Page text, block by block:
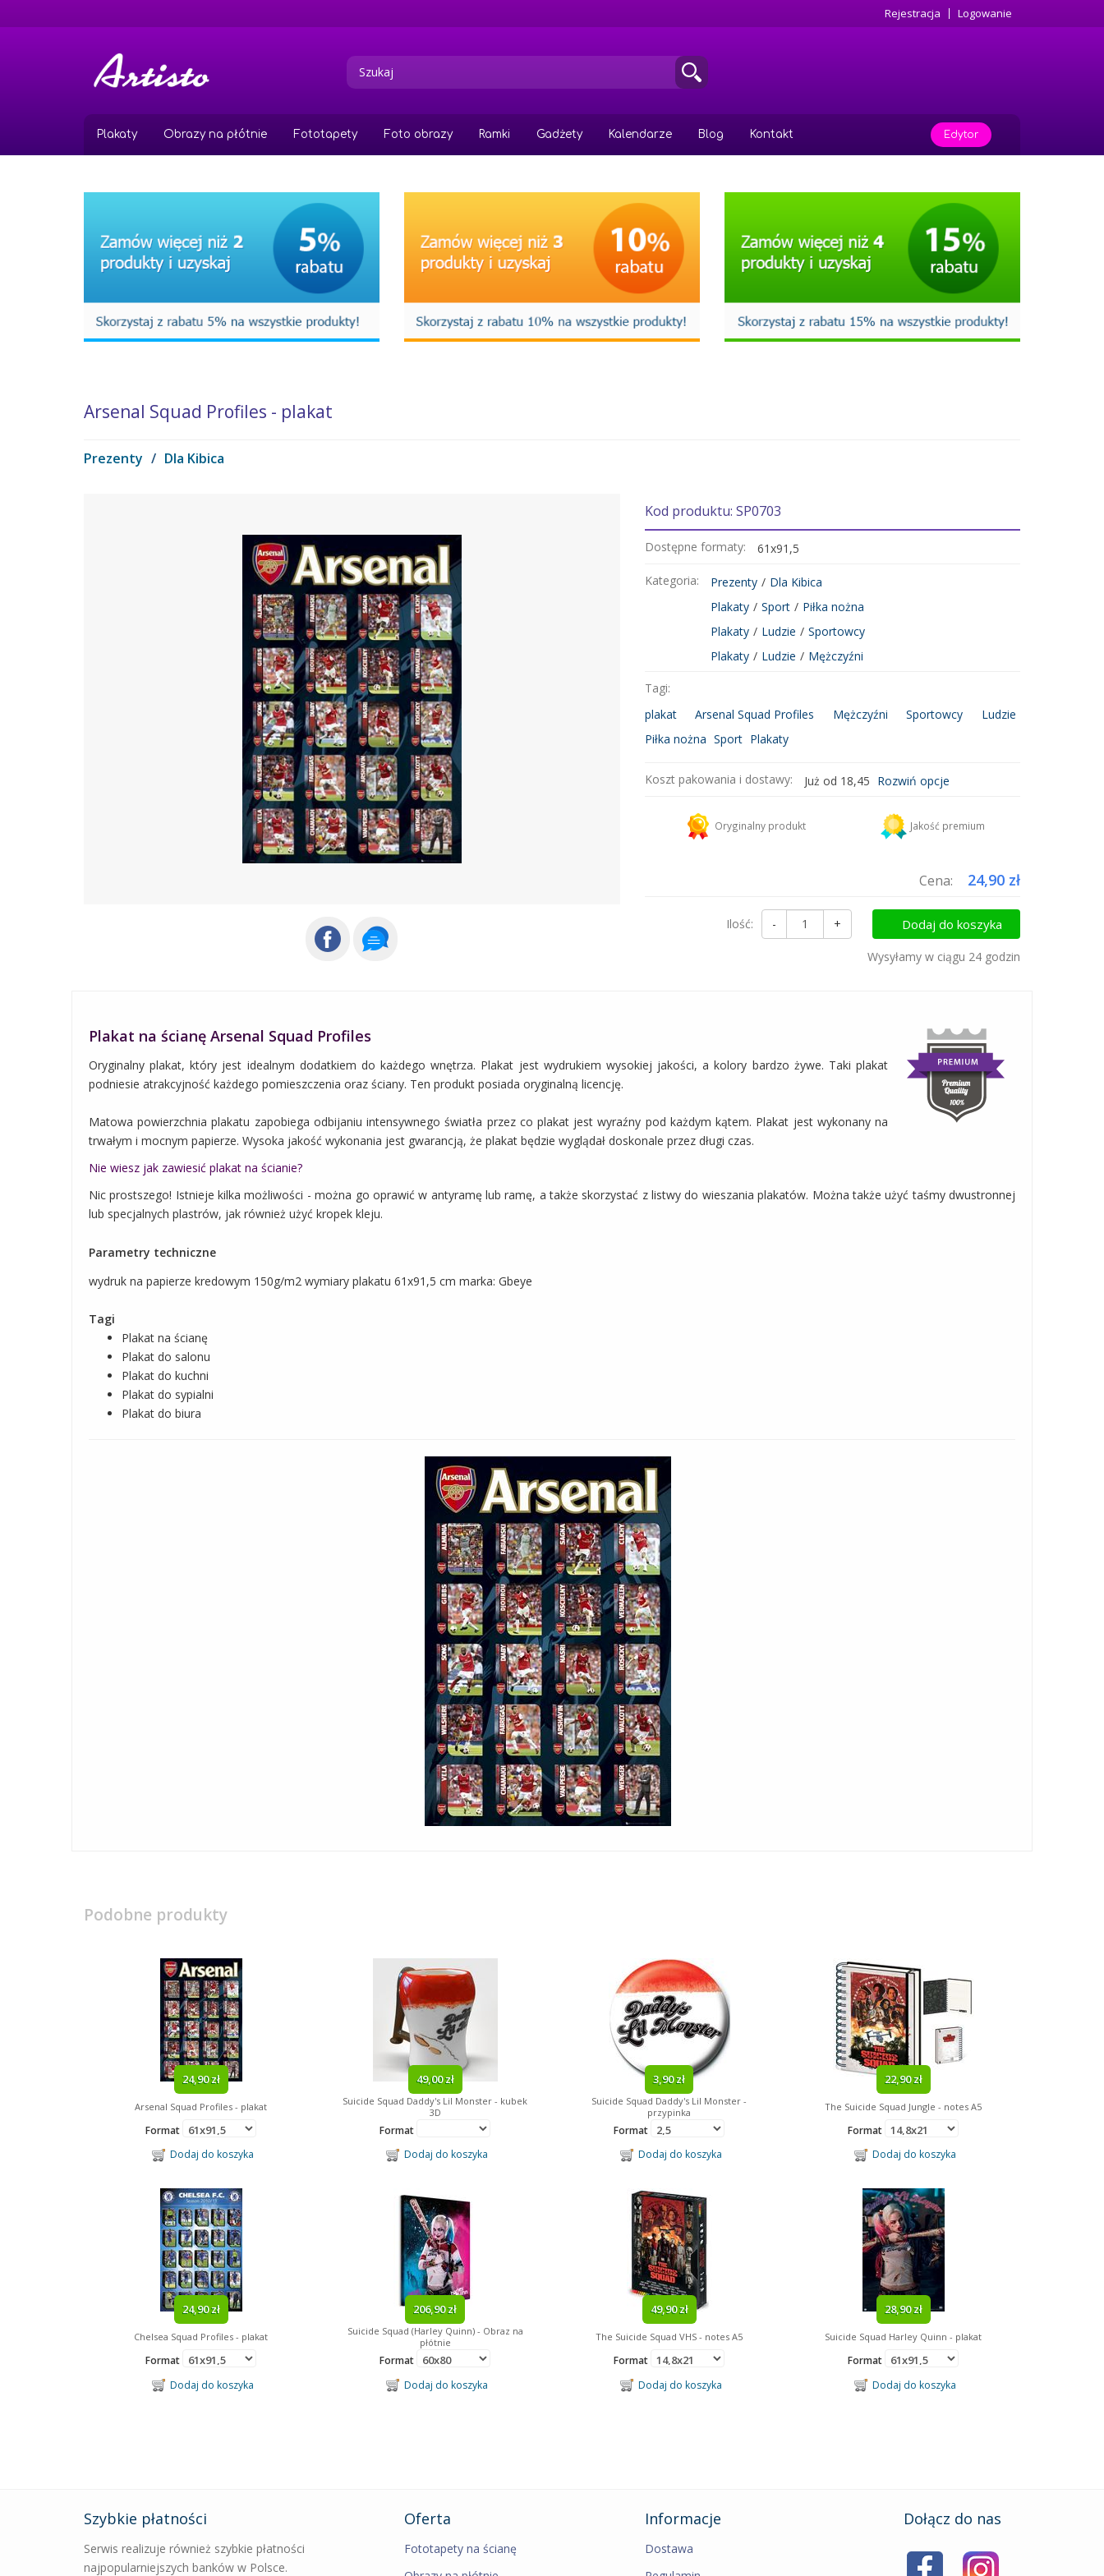
do
Rejestracja Logowanie
Plakaty Obrazy na płótnie Fototapety Foto obrazy Ramki Gadżety Kalendarze Blog Kontakt Edytor
Arsenal Squad Profiles - plakat
Prezenty / Dla Kibica
Kod produktu: SP0703
Dostępne formaty: 61x91,5
Kategoria: Prezenty / Dla Kibica
Plakaty / Sport / Piłka nożna
Plakaty / Ludzie / Sportowcy
Plakaty / Ludzie / Mężczyźni
Tagi:
plakat
Arsenal Squad Profiles Mężczyźni Sportowcy
Ludzie
Piłka nożna Sport Plakaty
Koszt pakowania i dostawy: Już od 18,45 Rozwiń opcje
Kurier DHL
Dodaj więcej produktów do koszyka i zapłać za wysyłkę tylko raz!
Oryginalny produkt Jakość premium
Cena: 24,90 zł
Dodaj do koszyka
Ilość: - +
Wysyłamy w ciągu 24 godzin
Plakat na ścianę Arsenal Squad Profiles
Oryginalny plakat, który jest idealnym dodatkiem do każdego wnętrza. Plakat jest wydrukiem wysokiej jakości, a kolory bardzo żywe. Taki plakat
podniesie atrakcyjność każdego pomieszczenia oraz ściany. Ten produkt posiada oryginalną licencję.
Matowa powierzchnia plakatu zapobiega odbijaniu intensywnego światła przez co plakat jest wyraźny pod każdym kątem. Plakat jest wykonany na
trwałym i mocnym papierze. Wysoka jakość wykonania jest gwarancją, że plakat będzie wyglądał doskonale przez długi czas.
Nie wiesz jak zawiesić plakat na ścianie?
Nic prostszego! Istnieje kilka możliwości - można go oprawić w antyramę lub ramę, a także skorzystać z listwy do wieszania plakatów. Można także użyć taśmy dwustronnej
lub specjalnych plastrów, jak również użyć kropek kleju.
Parametry techniczne
wydruk na papierze kredowym 150g/m2 wymiary plakatu 61x91,5 cm marka: Gbeye
Tagi
Plakat na ścianę
Plakat do salonu
Plakat do kuchni
Plakat do sypialni
Plakat do biura
Podobne produkty
24,90 zł
Arsenal Squad Profiles - plakat
Format
Dodaj do koszyka
49,00 zł
Suicide Squad Daddy's Lil Monster - kubek
3D
Format
Dodaj do koszyka
3,90 zł
Suicide Squad Daddy's Lil Monster -
przypinka
Format
Dodaj do koszyka
22,90 zł
The Suicide Squad Jungle - notes A5
Format
Dodaj do koszyka
24,90 zł
Chelsea Squad Profiles - plakat
Format
Dodaj do koszyka
206,90 zł
Suicide Squad (Harley Quinn) - Obraz na
płótnie
Format
Dodaj do koszyka
49,90 zł
The Suicide Squad VHS - notes A5
Format
Dodaj do koszyka
28,90 zł
Suicide Squad Harley Quinn - plakat
Format
Dodaj do koszyka
Szybkie płatności
Serwis realizuje również szybkie płatności
najpopularniejszych banków w Polsce.
Oferta
Fototapety na ścianę
Informacje
Dostawa
Dołącz do nas